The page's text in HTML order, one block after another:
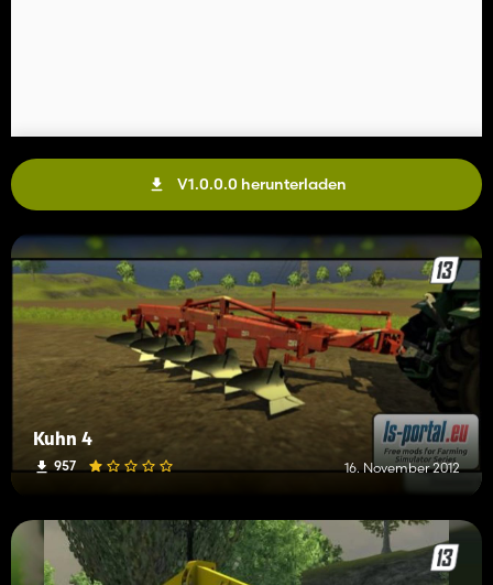
V1.0.0.0 herunterladen
Kuhn 4
957 16. November 2012